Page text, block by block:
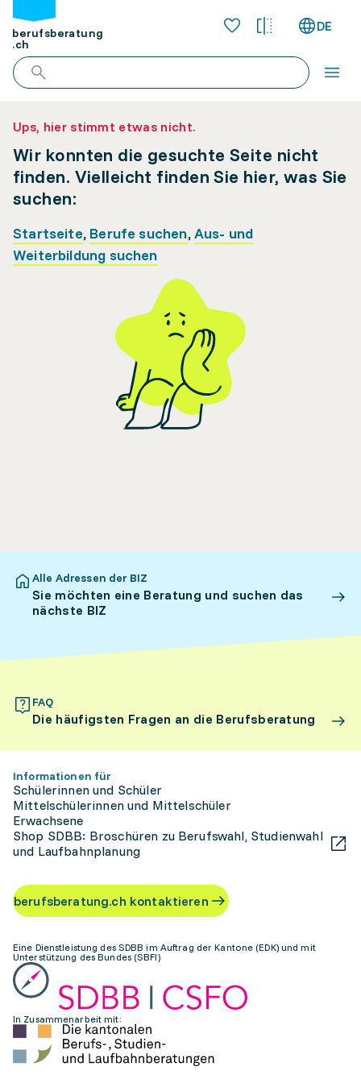
berufsberatung
.ch
DE
Ups, hier stimmt etwas nicht.
Wir konnten die gesuchte Seite nicht
finden. Vielleicht finden Sie hier, was Sie
suchen:
Startseite, Berufe suchen,Aus- und
Weiterbildung suchen
Alle Adressen der BIZ
Sie möchten eine Beratung und suchen das
nächste BIZ
FAQ
Die häufigsten Fragen an die Berufsberatung
Informationen für
Schülerinnen und Schüler
Mittelschülerinnen und Mittelschüler
Erwachsene
Shop SDBB: Broschüren zu Berufswahl, Studienwahl
und Laufbahnplanung
berufsberatung.ch kontaktieren
Eine Dienstleistung des SDBB im Auftrag der Kantone (EDK) und mit
Unterstützung des Bundes (SBFI)
In Zusammenarbeit mit: